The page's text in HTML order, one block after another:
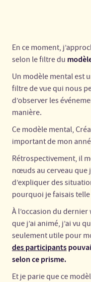
En ce moment,
selon le filtre du
Un modèle mental est
filtre de vue qui nous
d’observer les
manière.
Ce modèle mental,
important de mon
Rétrospectivement, il
nœuds au cerveau que
d’expliquer des
pourquoi je faisais
À l’occasion du
que j’ai animé, j’ai vu
seulement utile pour
des participants
selon ce prisme.
Et je parie que ce